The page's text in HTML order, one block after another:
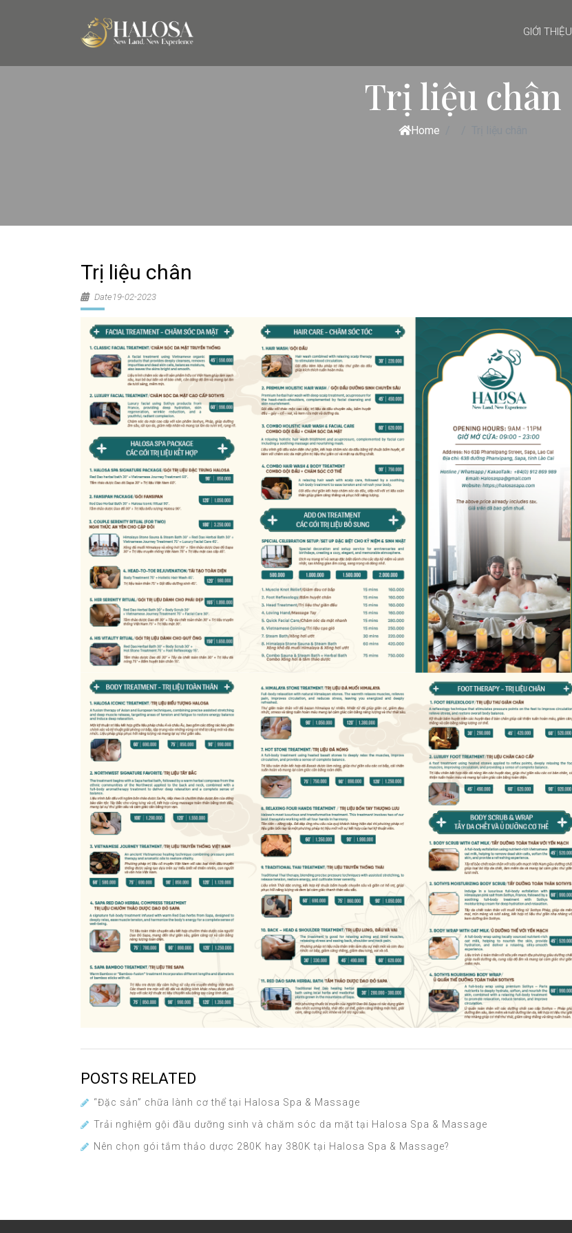
GIỚI THIỆU
Trị liệu chân
Home
Trị liệu chân
Date19-02-2023
POSTS RELATED
“Đặc sản” chữa lành cơ thể tại Halosa Spa & Massage
Trải nghiệm gội đầu dưỡng sinh và chăm sóc da mặt tại Halosa Spa & Massage
Nên chọn gói tắm thảo dược 280K hay 380K tại Halosa Spa & Massage?